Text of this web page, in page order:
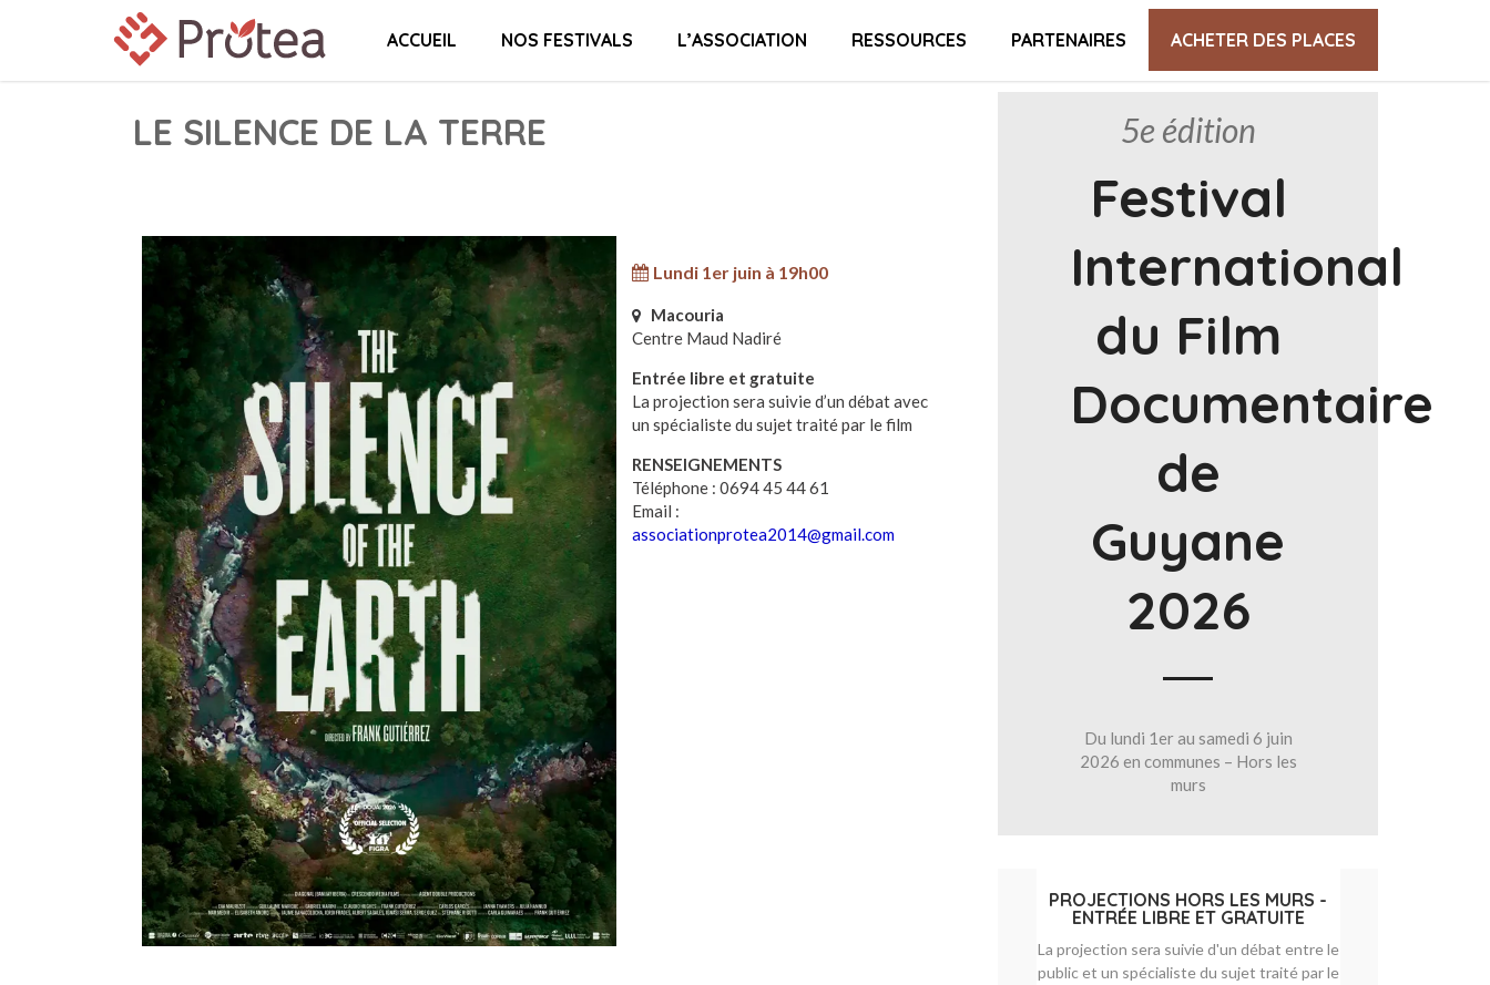
ACCUEIL NOS FESTIVALS L’ASSOCIATION RESSOURCES PARTENAIRES ACHETER DES PLACES
LE SILENCE DE LA TERRE
Lundi 1er juin à 19h00
Macouria
Centre Maud Nadiré
Entrée libre et gratuite
La projection sera suivie d’un débat avec
un spécialiste du sujet traité par le film
RENSEIGNEMENTS
Téléphone : 0694 45 44 61
Email :
associationprotea2014@gmail.com
5e édition
Festival
International
du Film
Documentaire
de
Guyane
2026
Du lundi 1er au samedi 6 juin
2026 en communes – Hors les
murs
PROJECTIONS HORS LES MURS -
ENTRÉE LIBRE ET GRATUITE
La projection sera suivie d'un débat entre le
public et un spécialiste du sujet traité par le